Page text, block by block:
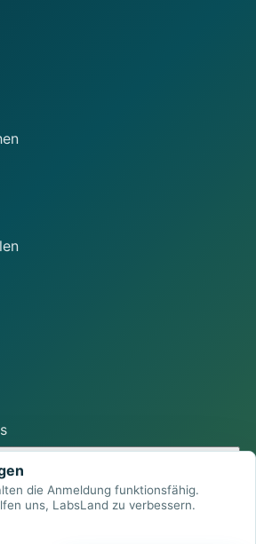
Einstellungen
Netzwerk
zu physischer MINT-
die Anmeldung funktionsfähig.
uns, LabsLand zu verbessern.